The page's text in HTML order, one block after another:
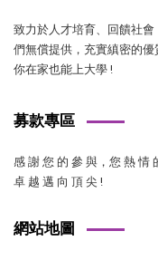
致力於人才培育、回饋社
們無償提供，充實縝密的
你在家也能上大學 !
募款專區
感 謝 您 的 參 與，您 熱 情
卓 越 邁 向 頂 尖 !
網站地圖